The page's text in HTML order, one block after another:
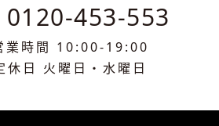
0120-453-553
業時間 10:00-19:00
休日 火曜日・水曜日